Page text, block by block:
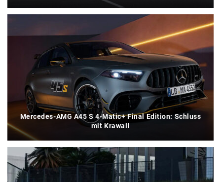
Mercedes-AMG A45 S 4-Matic+ Final Edition: Schluss
mit Krawall